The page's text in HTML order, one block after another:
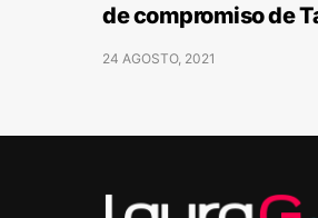
de compromiso de
24 AGOSTO, 2021